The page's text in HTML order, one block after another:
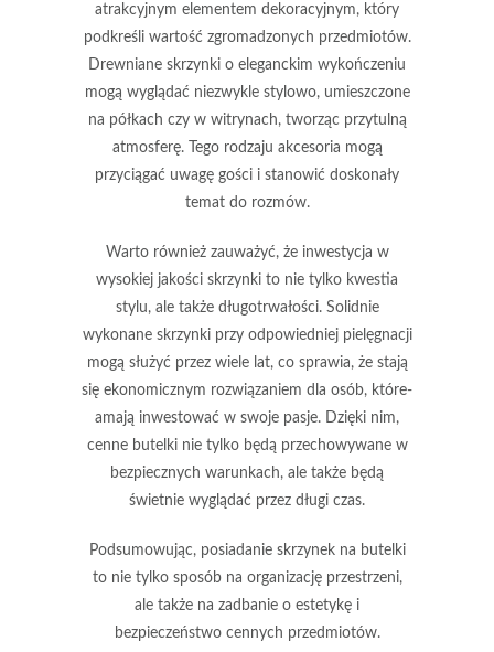
atrakcyjnym elementem dekoracyjnym, który
podkreśli wartość zgromadzonych przedmiotów.
Drewniane skrzynki o eleganckim wykończeniu
mogą wyglądać niezwykle stylowo, umieszczone
na półkach czy w witrynach, tworząc przytulną
atmosferę. Tego rodzaju akcesoria mogą
przyciągać uwagę gości i stanowić doskonały
temat do rozmów.
Warto również zauważyć, że inwestycja w
wysokiej jakości skrzynki to nie tylko kwestia
stylu, ale także długotrwałości. Solidnie
wykonane skrzynki przy odpowiedniej pielęgnacji
mogą służyć przez wiele lat, co sprawia, że stają
się ekonomicznym rozwiązaniem dla osób, które-
amają inwestować w swoje pasje. Dzięki nim,
cenne butelki nie tylko będą przechowywane w
bezpiecznych warunkach, ale także będą
świetnie wyglądać przez długi czas.
Podsumowując, posiadanie skrzynek na butelki
to nie tylko sposób na organizację przestrzeni,
ale także na zadbanie o estetykę i
bezpieczeństwo cennych przedmiotów.